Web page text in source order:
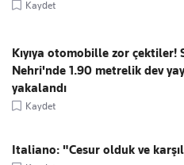
Kaydet
Kıyıya otomobille zor çektiler!
Nehri'nde 1.90 metrelik dev
yakalandı
Kaydet
Italiano: "Cesur olduk ve